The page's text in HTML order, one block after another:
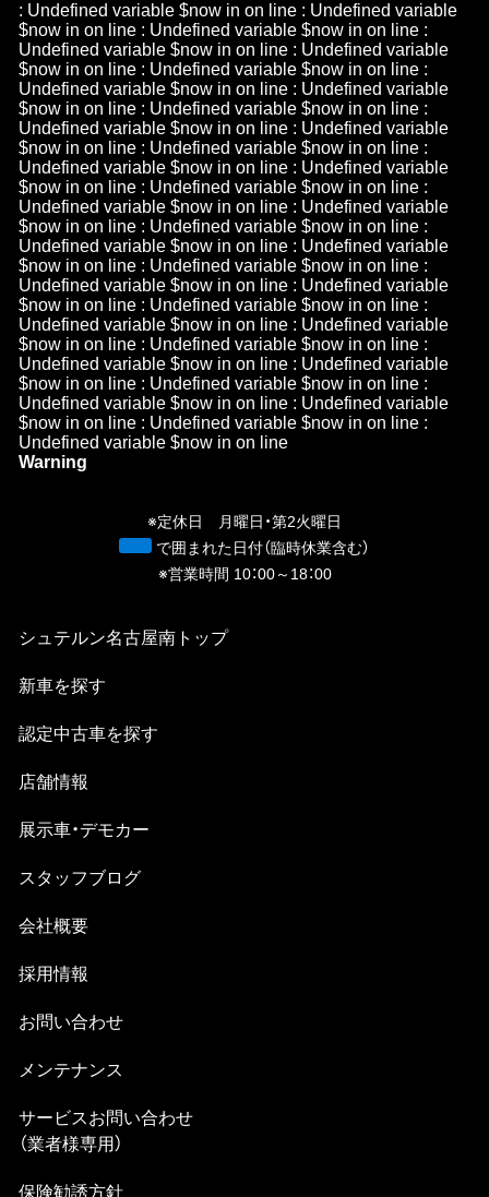
: Undefined variable $now inon line : Undefined variable
$now inon line : Undefined variable $now inon line :
Undefined variable $now inon line : Undefined variable
$now inon line : Undefined variable $now inon line :
Undefined variable $now inon line : Undefined variable
$now inon line : Undefined variable $now inon line :
Undefined variable $now inon line : Undefined variable
$now inon line : Undefined variable $now inon line :
Undefined variable $now inon line : Undefined variable
$now inon line : Undefined variable $now inon line :
Undefined variable $now inon line : Undefined variable
$now inon line : Undefined variable $now inon line :
Undefined variable $now inon line : Undefined variable
$now inon line : Undefined variable $now inon line :
Undefined variable $now inon line : Undefined variable
$now inon line : Undefined variable $now inon line :
Undefined variable $now inon line : Undefined variable
$now inon line : Undefined variable $now inon line :
Undefined variable $now inon line : Undefined variable
$now inon line : Undefined variable $now inon line :
Undefined variable $now inon line : Undefined variable
$now inon line : Undefined variable $now inon line :
Undefined variable $now inon line
Warning
※定休日 月曜日・第2火曜日
青
で囲まれた日付（臨時休業含む）
※営業時間 10：00～18：00
シュテルン名古屋南 トップ
新⾞を探す
認定中古⾞を探す
店舗情報
展示車・デモカー
スタッフブログ
会社概要
採⽤情報
お問い合わせ
メンテナンス
サービスお問い合わせ
（業者様専⽤）
保険勧誘方針